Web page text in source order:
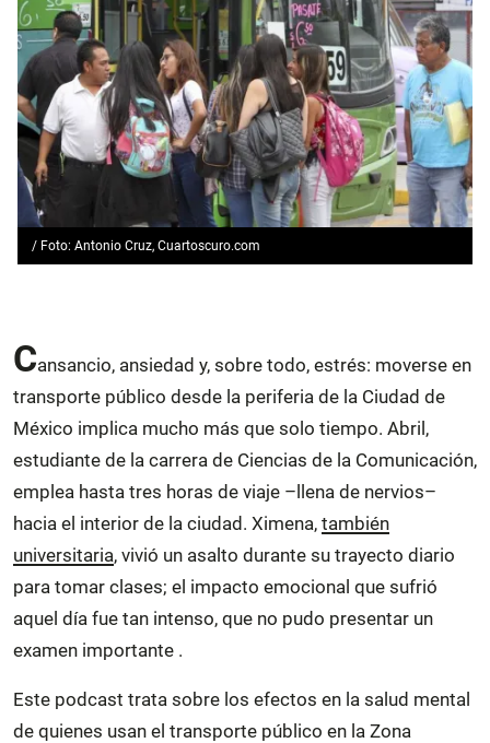
/ Foto: Antonio Cruz, Cuartoscuro.com
Cansancio, ansiedad y, sobre todo, estrés: moverse en
transporte público desde la periferia de la Ciudad de
México implica mucho más que solo tiempo. Abril,
estudiante de la carrera de Ciencias de la Comunicación,
emplea hasta tres horas de viaje –llena de nervios–
hacia el interior de la ciudad. Ximena, también
universitaria, vivió un asalto durante su trayecto diario
para tomar clases; el impacto emocional que sufrió
aquel día fue tan intenso, que no pudo presentar un
examen importante .
Este podcast trata sobre los efectos en la salud mental
de quienes usan el transporte público en la Zona